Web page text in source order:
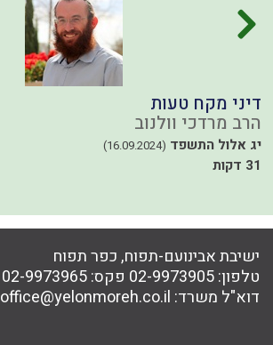
דיני מקח טעות
הרב מרדכי וולנוב
יג אלול התשפד (16.09.2024)
31 דקות
ישיבת אבינועם-תפוח, כפר תפוח
טלפון:02-9973905 פקס:02-9973965
דוא"ל משרד: office@yelonmoreh.co.il